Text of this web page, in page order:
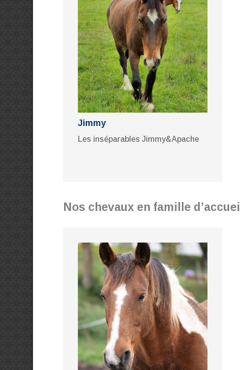
Jimmy
Les inséparables Jimmy&Apache
Nos chevaux en famille d’accueil